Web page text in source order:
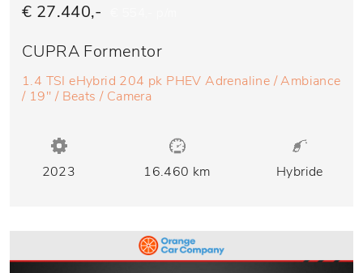
€ 27.440,-
CUPRA Formentor
1.4 TSI eHybrid 204 pk PHEV Adrenaline / Ambiance
/ 19'' / Beats / Camera
2023 16.460 km Hybride